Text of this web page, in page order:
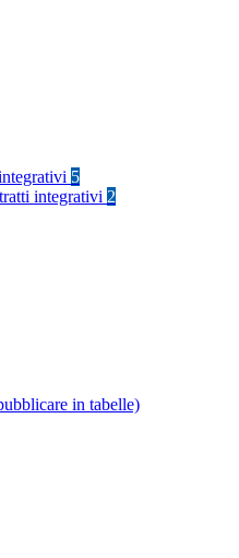
5
integrativi 2
in tabelle)